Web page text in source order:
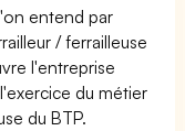
entend par
/ ferrailleuse
l'entreprise
du métier
du BTP.